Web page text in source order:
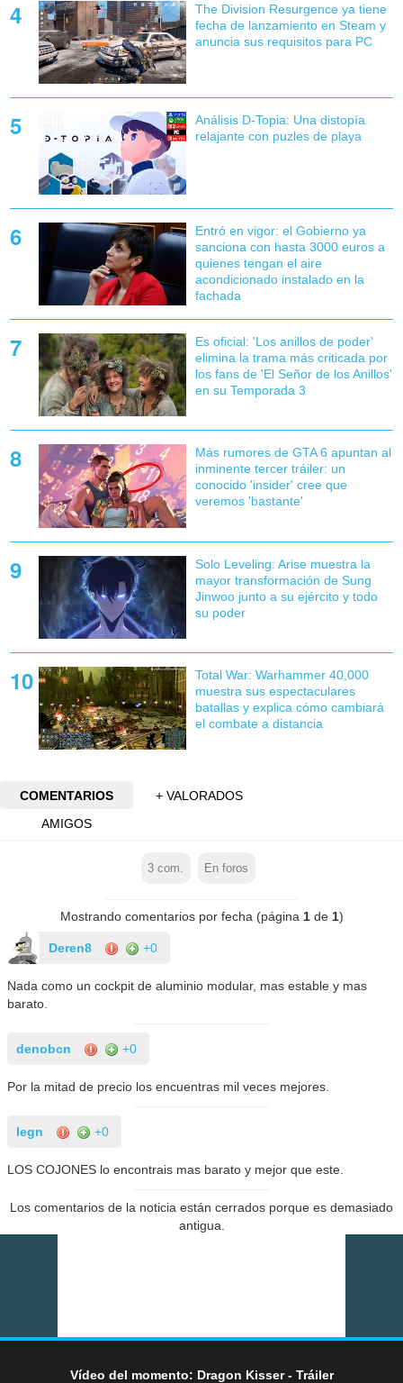
The Division Resurgence ya tiene
fecha de lanzamiento en Steam y
anuncia sus requisitos para PC
Análisis D-Topia: Una distopía
relajante con puzles de playa
Entró en vigor: el Gobierno ya
sanciona con hasta 3000 euros a
quienes tengan el aire
acondicionado instalado en la
fachada
Es oficial: 'Los anillos de poder'
elimina la trama más criticada por
los fans de 'El Señor de los Anillos'
en su Temporada 3
Más rumores de GTA 6 apuntan al
inminente tercer tráiler: un
conocido 'insider' cree que
veremos 'bastante'
Solo Leveling: Arise muestra la
mayor transformación de Sung
Jinwoo junto a su ejército y todo
su poder
Total War: Warhammer 40,000
muestra sus espectaculares
batallas y explica cómo cambiará
el combate a distancia
COMENTARIOS
+ VALORADOS
AMIGOS
3 com. En foros
Mostrando comentarios por fecha (página 1de 1)
Deren8 +0
Nada como un cockpit de aluminio modular, mas estable y mas
barato.
denobcn +0
Por la mitad de precio los encuentras mil veces mejores.
legn +0
LOS COJONES lo encontrais mas barato y mejor que este.
Los comentarios de la noticia están cerrados porque es demasiado
antigua.
Vídeo del momento: Dragon Kisser - Tráiler